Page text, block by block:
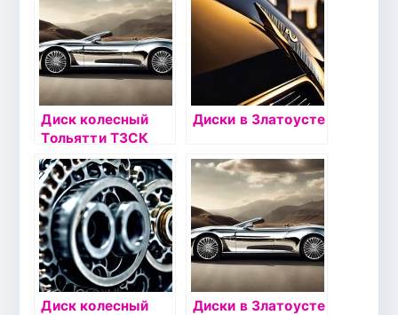
Диск колесный
Тольятти ТЗСК
5.5xR14 4×100
ET43 DIA60.1
черный
Диски в Златоусте
Диск колесный
Диски в Златоусте